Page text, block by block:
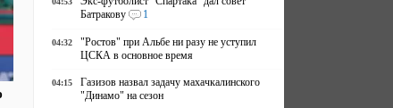
Батракову
1
04:32
"Ростов" при Альбе ни разу не уступил
ЦСКА в основное время
04:15
Газизов назвал задачу махачкалинского
"Динамо" на сезон